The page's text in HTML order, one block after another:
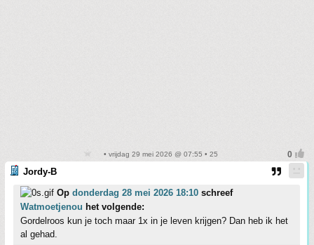
• vrijdag 29 mei 2026 @ 07:55 • 25
Jordy-B
Op donderdag 28 mei 2026 18:10 schreef
Watmoetjenou het volgende:
Gordelroos kun je toch maar 1x in je leven krijgen? Dan heb ik het
al gehad.